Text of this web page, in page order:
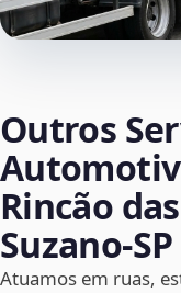
Outros
Rincão
Suzano‑SP
Atuamos em ruas,